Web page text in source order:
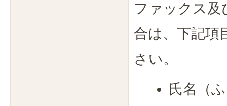
ファックス及
合は、下記項
さい。
氏名（